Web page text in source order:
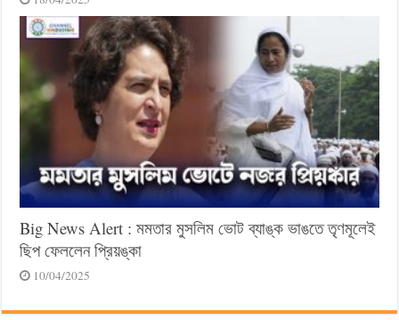
Big News Alert : মমতার মুসলিম ভোট ব্যাঙ্ক ভাঙতে তৃণমূলেই
ছিপ ফেললেন প্রিয়ঙ্কা
10/04/2025